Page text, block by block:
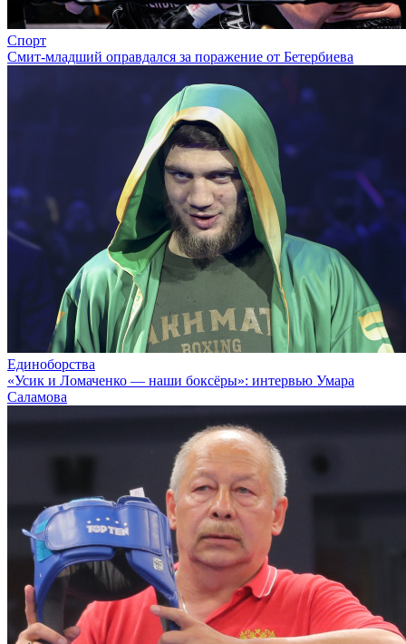
Спорт
Смит-младший оправдался за поражение от Бетербиева
Единоборства
«Усик и Ломаченко — наши боксёры»: интервью Умара
Саламова